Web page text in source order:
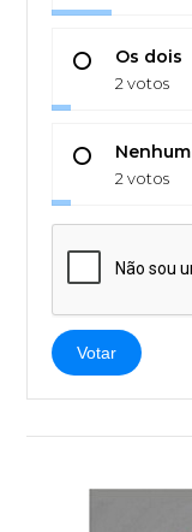
Os dois
2 votos
Nenhum
2 votos
Votar